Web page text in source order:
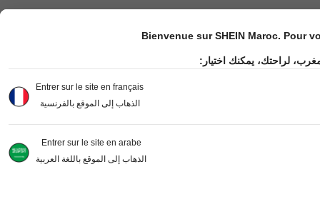
Bienvenue sur SHEIN Maroc. Pour
لراحتك، يمكنك اختيار:
Entrer sur le site en français
الذهاب إلى الموقع بالفرنسية
Entrer sur le site en arabe
الذهاب إلى الموقع باللغة العربية